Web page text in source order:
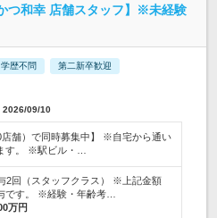
つ和幸 店舗スタッフ】※未経験
学歴不問 第二新卒歓迎
2026/09/10
店舗）で同時募集中】 ※自宅から通い
す。 ※駅ビル・…
2回（スタッフクラス） ※上記金額
です。 ※経験・年齢考…
万円